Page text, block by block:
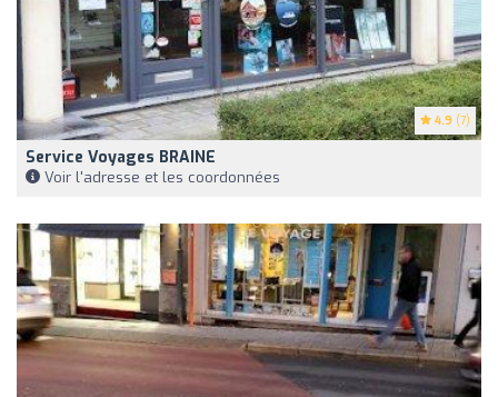
4.9 (7)
Service Voyages BRAINE
Voir l'adresse et les coordonnées